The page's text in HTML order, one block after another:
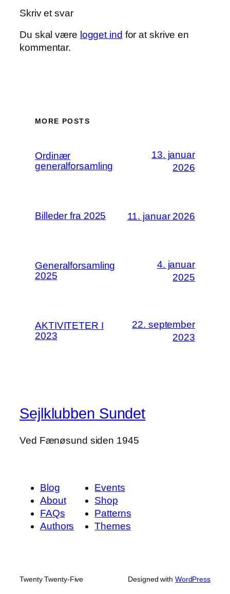
Skriv et svar
Du skal være logget ind for at skrive en
kommentar.
MORE POSTS
Ordinær
generalforsamling
13. januar
2026
Billeder fra 2025 11. januar 2026
Generalforsamling
2025
4. januar
2025
AKTIVITETER I
2023
22. september
2023
Sejlklubben Sundet
Ved Fænøsund siden 1945
Blog
About
FAQs
Authors
Events
Shop
Patterns
Themes
Twenty Twenty-Five Designed with WordPress